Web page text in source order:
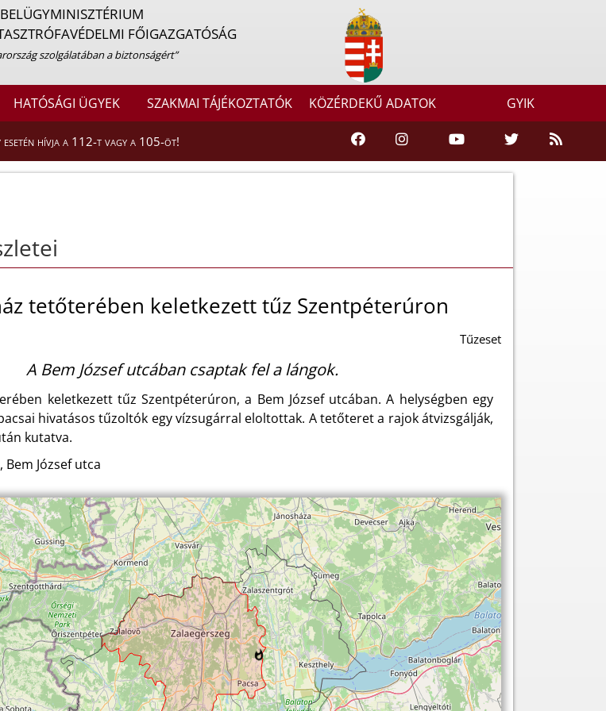
BELÜGYMINISZTÉRIUM
FŐIGAZGATÓSÁG
szolgálatában a biztonságért”
HATÓSÁGI ÜGYEK SZAKMAI TÁJÉKOZTATÓK KÖZÉRDEKŰ ADATOK GYIK
esetén hívja a 112-t vagy a 105-öt!
tetőterében keletkezett tűz Szentpéterúron
Tűzeset
A Bem József utcában csaptak fel a lángok.
keletkezett tűz Szentpéterúron, a Bem József utcában. A helységben egy
hivatásos tűzoltók egy vízsugárral eloltottak. A tetőteret a rajok átvizsgálják,
kutatva.
József utca